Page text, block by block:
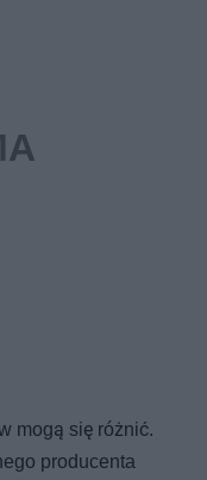
mogą się różnić.
producenta